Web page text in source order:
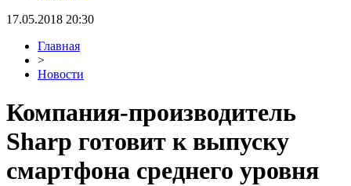
17.05.2018 20:30
Главная
>
Новости
Компания-производитель
Sharp готовит к выпуску
смартфона среднего уровня